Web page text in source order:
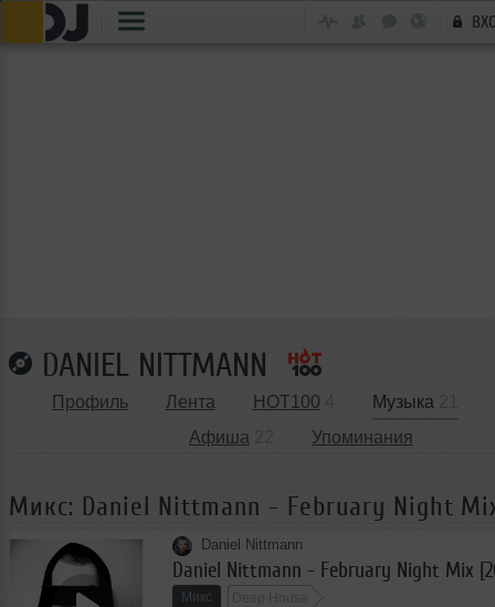
DANIEL NITTMANN
Профиль Лента HOT100 Музыка
Афиша
Упоминания
Микс: Daniel Nittmann - February Night
Daniel Nittmann
Daniel Nittmann - February Night Mix
Микс Deep House